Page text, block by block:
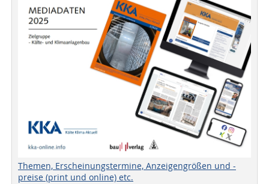
Themen, Erscheinungstermine, Anzeigengrößen und -
preise (print und online) etc.